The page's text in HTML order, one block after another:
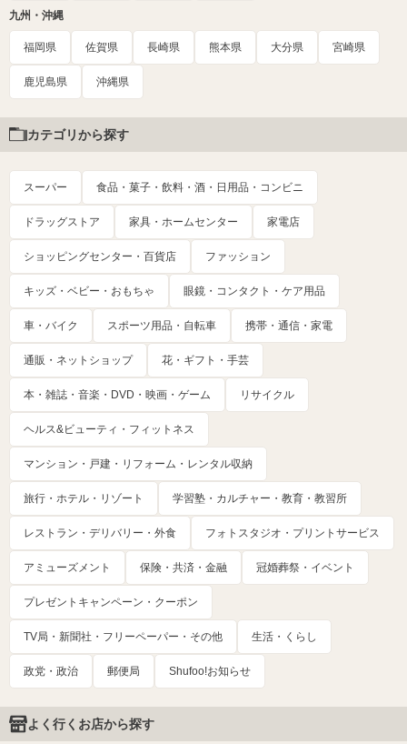
九州・沖縄
福岡県 佐賀県 長崎県 熊本県 大分県 宮崎県
鹿児島県 沖縄県
カテゴリから探す
スーパー 食品・菓子・飲料・酒・日用品・コンビニ
ドラッグストア 家具・ホームセンター 家電店
ショッピングセンター・百貨店 ファッション
キッズ・ベビー・おもちゃ 眼鏡・コンタクト・ケア用品
車・バイク スポーツ用品・自転車 携帯・通信・家電
通販・ネットショップ 花・ギフト・手芸
本・雑誌・音楽・DVD・映画・ゲーム リサイクル
ヘルス&ビューティ・フィットネス
マンション・戸建・リフォーム・レンタル収納
旅行・ホテル・リゾート 学習塾・カルチャー・教育・教習所
レストラン・デリバリー・外食 フォトスタジオ・プリントサービス
アミューズメント 保険・共済・金融 冠婚葬祭・イベント
プレゼントキャンペーン・クーポン
TV局・新聞社・フリーペーパー・その他 生活・くらし
政党・政治 郵便局 Shufoo!お知らせ
よく行くお店から探す